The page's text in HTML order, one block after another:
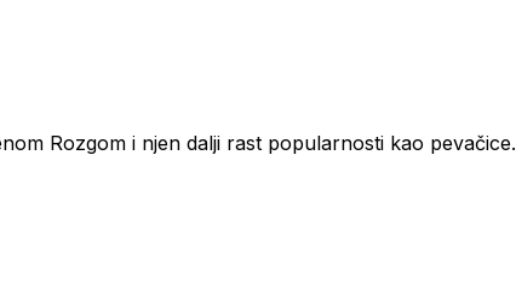
Rozgom i njen dalji rast popularnosti kao pevačice.